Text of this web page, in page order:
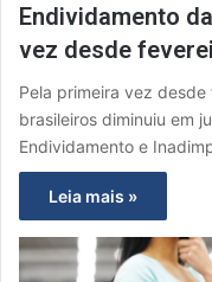
Endividamento
vez desde
Pela primeira vez
brasileiros diminuiu em
Endividamento e
Leia mais »